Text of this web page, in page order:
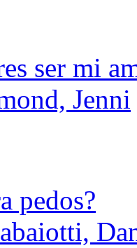
ser mi
Jenni
pedos?